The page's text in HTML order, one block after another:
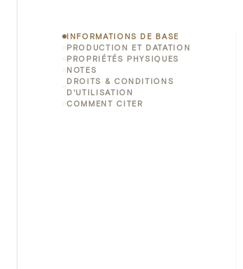
INFORMATIONS DE BASE
PRODUCTION ET DATATION
PROPRIÉTÉS PHYSIQUES
NOTES
DROITS & CONDITIONS
D'UTILISATION
COMMENT CITER